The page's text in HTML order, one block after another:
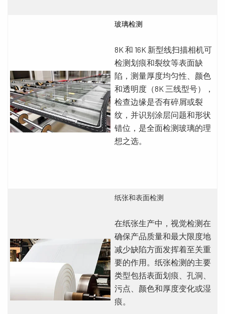
玻璃检测
8K 和 16K 新型线扫描相机可
检测划痕和裂纹等表面缺
陷，测量厚度均匀性、颜色
和透明度（8K 三线型号），
检查边缘是否有碎屑或裂
纹，并识别涂层问题和形状
错位，是全面检测玻璃的理
想之选。
纸张和表面检测
在纸张生产中，视觉检测在
确保产品质量和最大限度地
减少缺陷方面发挥着至关重
要的作用。纸张检测的主要
类型包括表面划痕、孔洞、
污点、颜色和厚度变化或湿
痕。